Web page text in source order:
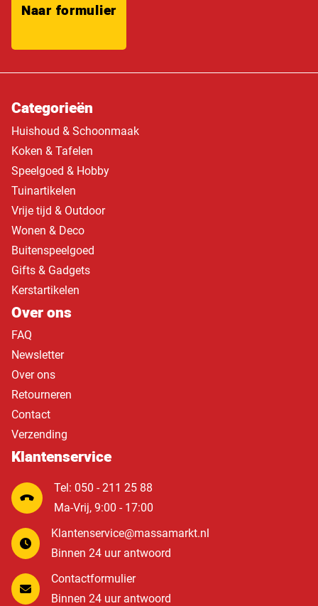
Naar formulier
Categorieën
Huishoud & Schoonmaak
Koken & Tafelen
Speelgoed & Hobby
Tuinartikelen
Vrije tijd & Outdoor
Wonen & Deco
Buitenspeelgoed
Gifts & Gadgets
Kerstartikelen
Over ons
FAQ
Newsletter
Over ons
Retourneren
Contact
Verzending
Klantenservice
Tel: 050 - 211 25 88
Ma-Vrij, 9:00 - 17:00
Klantenservice@massamarkt.nl
Binnen 24 uur antwoord
Contactformulier
Binnen 24 uur antwoord